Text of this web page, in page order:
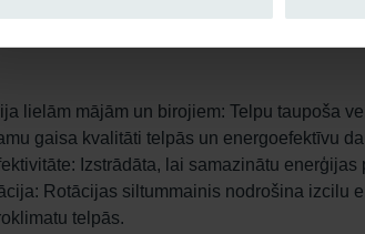
lielām mājām un birojiem: Telpu taupoša
gaisa kvalitāti telpās un energoefektīvu
Izstrādāta, lai samazinātu
Rotācijas siltummainis nodrošina izcilu
telpās.